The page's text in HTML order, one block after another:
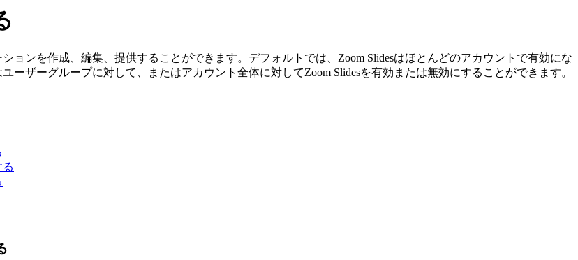
ョンを作成、編集、提供することができます。デフォルトでは、Zoom Slidesはほとんどのアカウントで有効にな
ザーグループに対して、またはアカウント全体に対してZoom Slidesを有効または無効にすることができます。